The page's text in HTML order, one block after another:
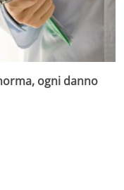
ogni danno